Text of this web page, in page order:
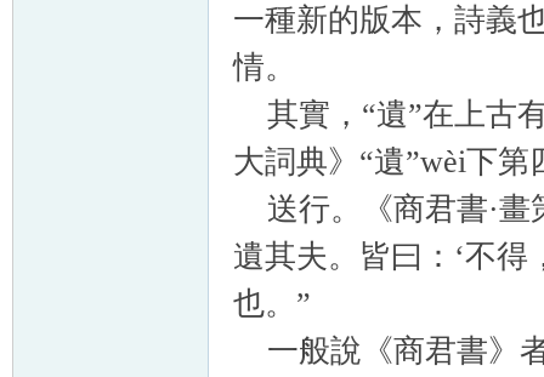
一種新的版本，詩義
情。
其實，“遺”在上古
大詞典》“遺”wèi下第
送行。《商君書·畫
遺其夫。皆曰：‘不得
也。”
一般說《商君書》